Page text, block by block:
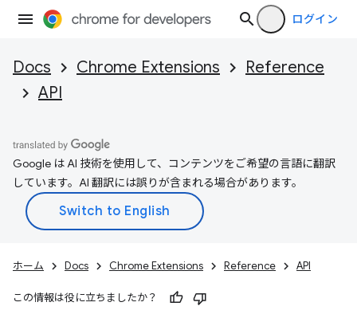
ログイン
Docs Chrome Extensions
Reference
API
Google は AI 技術を使用して、コンテンツをご希望の言語に翻訳
しています。AI 翻訳には誤りが含まれる場合があります。
ホーム Docs Chrome Extensions Reference API
この情報は役に立ちましたか？